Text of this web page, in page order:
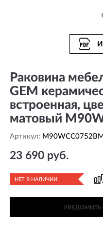
Раковина
GEM
встроенная,
матовый
Артикул: M90WCC0752BM
23 690 руб.
НЕТ В НАЛИЧИИ
УВЕДОМИТЬ